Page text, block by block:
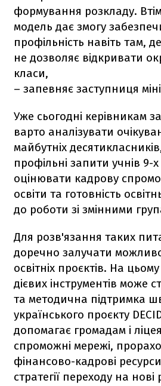
формування розкладу.
модель дає змогу
профільність навіть там, де
не дозволяє відкривати
класи,
– запевняє заступниця
Уже сьогодні керівникам
варто аналізувати
майбутніх
профільні запити учнів 9-х
оцінювати кадрову
освіти та готовність
до роботи зі змінними
Для розв'язання таких
доречно залучати
освітніх проєктів. На
дієвих інструментів може
та методична підтримка
українського проєкту
допомагає громадам і
спроможні мережі,
фінансово-кадрові
стратегії переходу на нові